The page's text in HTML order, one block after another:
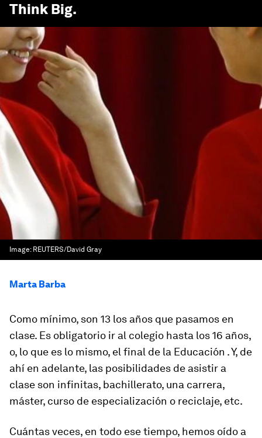
Think Big.
Image: REUTERS/David Gray
Marta Barba
Como mínimo, son 13 los años que pasamos en
clase. Es obligatorio ir al colegio hasta los 16 años,
o, lo que es lo mismo, el final de la Educación . Y, de
ahí en adelante, las posibilidades de asistir a
clase son infinitas, bachillerato, una carrera,
máster, curso de especialización o reciclaje, etc.
Cuántas veces, en todo ese tiempo, hemos oído a